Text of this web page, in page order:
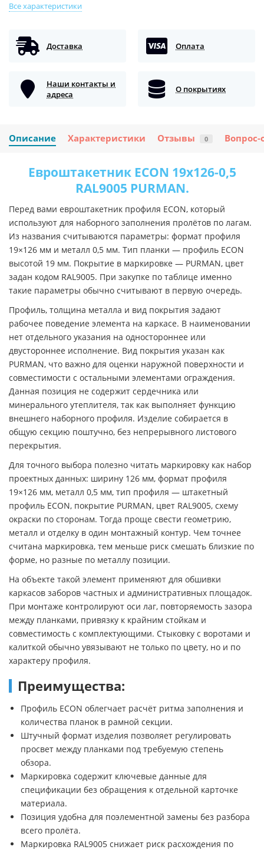
Все характеристики
Доставка Оплата
Наши контакты и
адреса
О покрытиях
Описание Характеристики Отзывы 0 Вопрос-
Евроштакетник ECON 19х126-0,5
RAL9005 PURMAN.
Перед вами евроштакетник профиля ECON, который
используют для наборного заполнения пролётов по лагам.
Из названия считываются параметры: формат профиля
19×126 мм и металл 0,5 мм. Тип планки — профиль ECON
высотой 19 мм. Покрытие в маркировке — PURMAN, цвет
задан кодом RAL9005. При закупке по таблице именно
такие параметры обычно считывают в первую очередь.
Профиль, толщина металла и вид покрытия задают
рабочее поведение элемента на каркасе. В наименовании
нет отдельного указания на одностороннее или
двустороннее исполнение. Вид покрытия указан как
PURMAN, что важно для оценки наружной поверхности и
совместимости с остальными элементами ограждения.
Данная позиция не содержит сердечника или
минерального утеплителя, так как выполняет функцию
внешнего наборного профиля. Изделие собирается в
общую секцию поштучно, без непрерывного листового
перекрытия.
Для точного выбора полезно читать маркировку как набор
проектных данных: ширину 126 мм, формат профиля
19×126 мм, металл 0,5 мм, тип профиля — штакетный
профиль ECON, покрытие PURMAN, цвет RAL9005, схему
окраски по сторонам. Тогда проще свести геометрию,
металл и отделку в один монтажный контур. Чем точнее
считана маркировка, тем меньше риск смешать близкие по
форме, но разные по металлу позиции.
На объекте такой элемент применяют для обшивки
каркасов заборов частных и административных площадок.
При монтаже контролируют оси лаг, повторяемость зазора
между планками, привязку к крайним стойкам и
совместимость с комплектующими. Стыковку с воротами и
калиткой обычно увязывают не только по цвету, но и по
характеру профиля.
Преимущества:
Профиль ECON облегчает расчёт ритма заполнения и
количества планок в рамной секции.
Штучный формат изделия позволяет регулировать
просвет между планками под требуемую степень
обзора.
Маркировка содержит ключевые данные для
спецификации без обращения к отдельной карточке
материала.
Позиция удобна для поэлементной замены без разбора
всего пролёта.
Маркировка RAL9005 снижает риск расхождения по